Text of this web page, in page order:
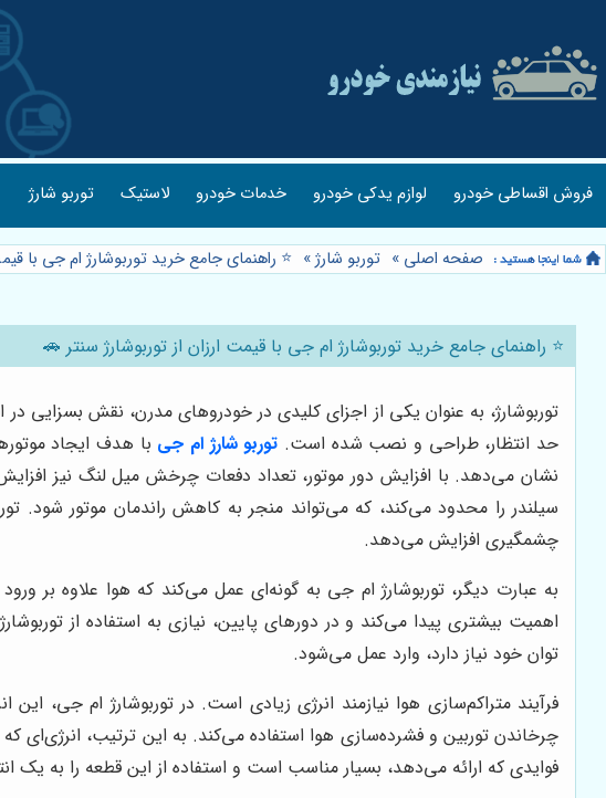
فروش اقساطی خودرو لوازم یدکی خودرو خدمات خودرو لاستیک توربو شارژ
صفحه اصلی » توربو شارژ» ⭐️ راهنمای جامع خرید توربوشارژ ام جی با
⭐️ راهنمای جامع خرید توربوشارژ ام جی با قیمت ارزان از توربوشارژ سنتر 🚗
حد انتظار، طراحی و نصب شده است. توربو شارژ ام جی با هدف ایجاد
نشان می‌دهد. با افزایش دور موتور، تعداد دفعات چرخش میل لنگ نیز
سیلندر را محدود می‌کند، که می‌تواند منجر به کاهش راندمان موتور شود.
چشمگیری افزایش می‌دهد.
به عبارت دیگر، توربوشارژ ام جی به گونه‌ای عمل می‌کند که هوا علاوه بر
اهمیت بیشتری پیدا می‌کند و در دورهای پایین، نیازی به استفاده از
توان خود نیاز دارد، وارد عمل می‌شود.
فرآیند متراکم‌سازی هوا نیازمند انرژی زیادی است. در توربوشارژ ام جی،
چرخاندن توربین و فشرده‌سازی هوا استفاده می‌کند. به این ترتیب، انرژی‌ای
فوایدی که ارائه می‌دهد، بسیار مناسب است و استفاده از این قطعه را به یک